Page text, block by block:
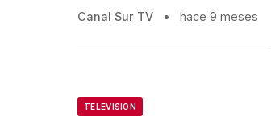
Canal Sur TV • hace 9 meses
TELEVISION